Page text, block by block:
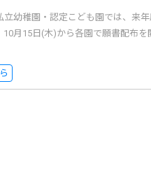
立幼稚園・認定こども園では、来
10月15日(木)から各園で願書配布を